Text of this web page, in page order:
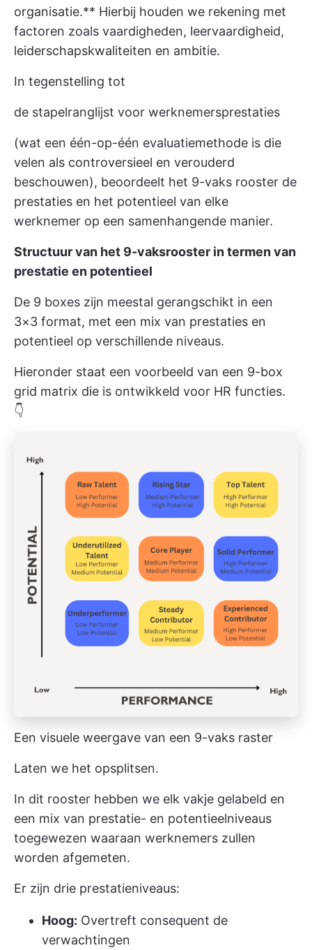
organisatie.** Hierbij houden we rekening met
factoren zoals vaardigheden, leervaardigheid,
leiderschapskwaliteiten en ambitie.
In tegenstelling tot
de stapelranglijst voor werknemersprestaties
(wat een één-op-één evaluatiemethode is die
velen als controversieel en verouderd
beschouwen), beoordeelt het 9-vaks rooster de
prestaties en het potentieel van elke
werknemer op een samenhangende manier.
Structuur van het 9-vaksrooster in termen van
prestatie en potentieel
De 9 boxes zijn meestal gerangschikt in een
3×3 format, met een mix van prestaties en
potentieel op verschillende niveaus.
Hieronder staat een voorbeeld van een 9-box
grid matrix die is ontwikkeld voor HR functies.
👇
Een visuele weergave van een 9-vaks raster
Laten we het opsplitsen.
In dit rooster hebben we elk vakje gelabeld en
een mix van prestatie- en potentieelniveaus
toegewezen waaraan werknemers zullen
worden afgemeten.
Er zijn drie prestatieniveaus:
Hoog: Overtreft consequent de
verwachtingen